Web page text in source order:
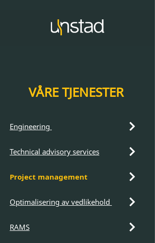
Engineering
Technical advisory services
Project management
Optimalisering av vedlikehold
RAMS
VÅRE TJENESTER